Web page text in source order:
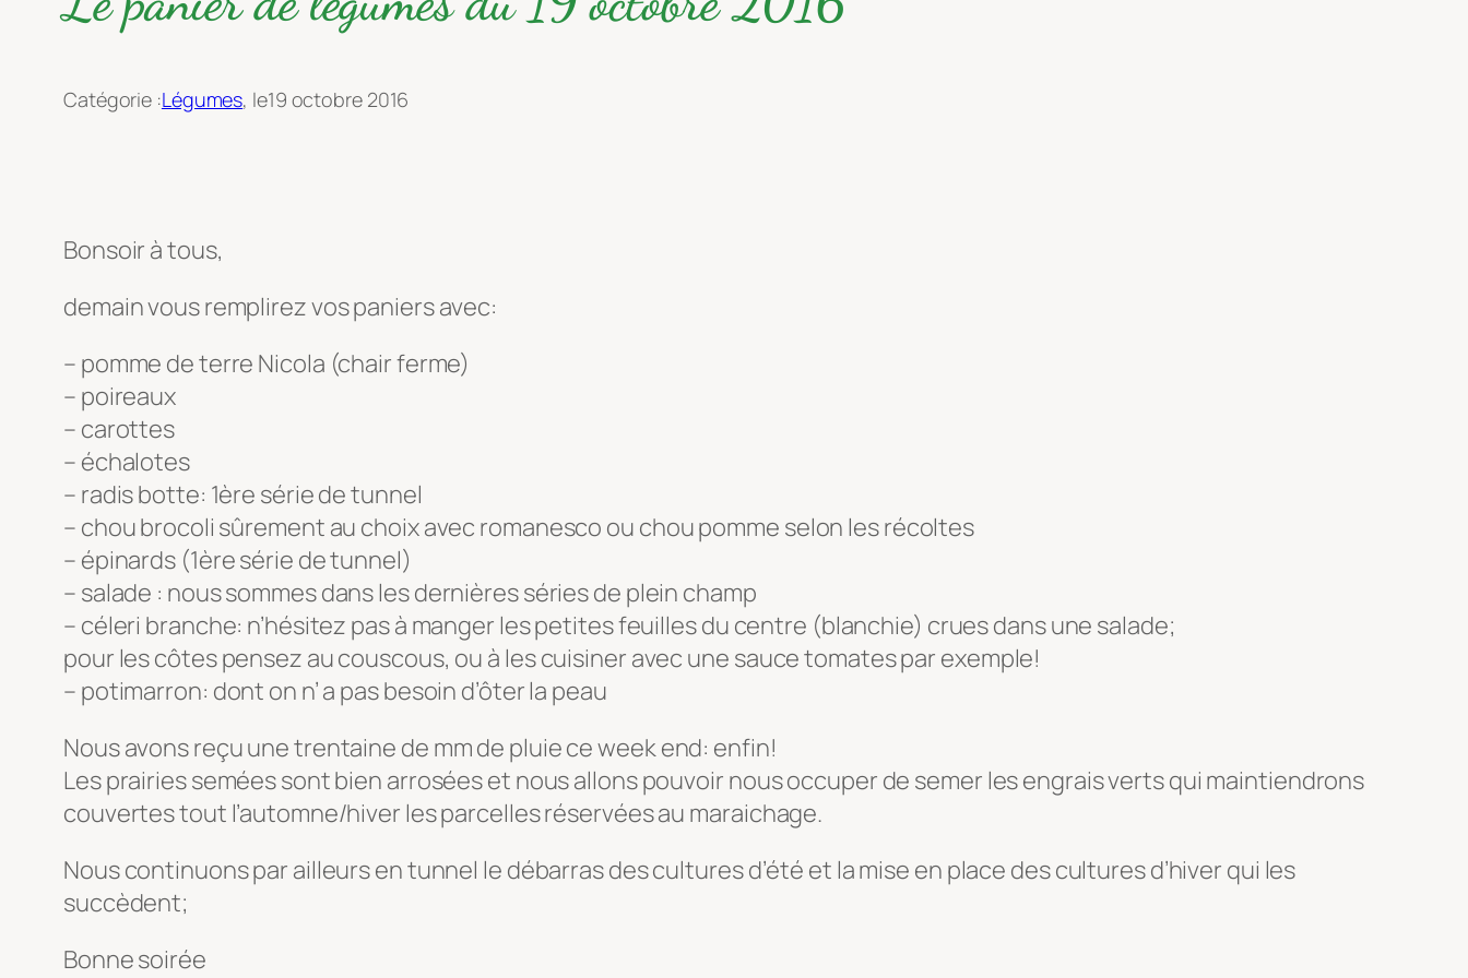
Catégorie :Légumes, le19 octobre 2016
Bonsoir à tous,
demain vous remplirez vos paniers avec:
– pomme de terre Nicola (chair ferme)
– poireaux
– carottes
– échalotes
– radis botte: 1ère série de tunnel
– chou brocoli sûrement au choix avec romanesco ou chou pomme selon les récoltes
– épinards (1ère série de tunnel)
– salade : nous sommes dans les dernières séries de plein champ
– céleri branche: n’hésitez pas à manger les petites feuilles du centre (blanchie) crues dans une salade;
pour les côtes pensez au couscous, ou à les cuisiner avec une sauce tomates par exemple!
– potimarron: dont on n’ a pas besoin d’ôter la peau
Nous avons reçu une trentaine de mm de pluie ce week end: enfin!
Les prairies semées sont bien arrosées et nous allons pouvoir nous occuper de semer les engrais verts qui maintiendrons
couvertes tout l’automne/hiver les parcelles réservées au maraichage.
Nous continuons par ailleurs en tunnel le débarras des cultures d’été et la mise en place des cultures d’hiver qui les
succèdent;
Bonne soirée